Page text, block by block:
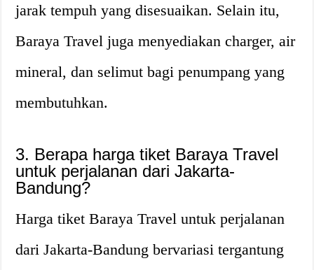
jarak tempuh yang disesuaikan. Selain itu,
Baraya Travel juga menyediakan charger, air
mineral, dan selimut bagi penumpang yang
membutuhkan.
3. Berapa harga tiket Baraya Travel
untuk perjalanan dari Jakarta-
Bandung?
Harga tiket Baraya Travel untuk perjalanan
dari Jakarta-Bandung bervariasi tergantung